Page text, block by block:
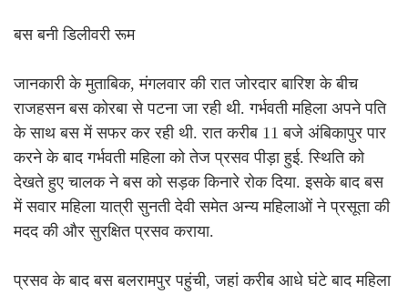
बस बनी डिलीवरी रूम
जानकारी के मुताबिक, मंगलवार की रात जोरदार बारिश के बीच
राजहसन बस कोरबा से पटना जा रही थी. गर्भवती महिला अपने पति
के साथ बस में सफर कर रही थी. रात करीब 11 बजे अंबिकापुर पार
करने के बाद गर्भवती महिला को तेज प्रसव पीड़ा हुई. स्थिति को
देखते हुए चालक ने बस को सड़क किनारे रोक दिया. इसके बाद बस
में सवार महिला यात्री सुनती देवी समेत अन्य महिलाओं ने प्रसूता की
मदद की और सुरक्षित प्रसव कराया.
प्रसव के बाद बस बलरामपुर पहुंची, जहां करीब आधे घंटे बाद महिला